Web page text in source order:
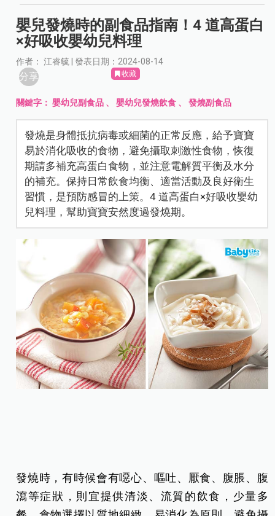
嬰兒發燒時的副食品指南！4 道高蛋白
×好吸收嬰幼兒料理
作者： 江睿毓 | 發表日期：2024-08-14
分享 收藏
關鍵字：嬰幼兒副食品 、嬰幼兒發燒飲食 、發燒副食品
發燒是身體抵抗病毒或細菌的正常反應，給予寶寶
易於消化吸收的食物，避免攝取刺激性食物，恢復
期請多補充高蛋白食物，並注意電解質平衡及水分
的補充。保持日常飲食均衡、適當活動及良好衛生
習慣，是預防感冒的上策。4 道高蛋白×好吸收嬰幼
兒料理，幫助寶寶安然度過發燒期。
發燒時，有時候會有噁心、嘔吐、厭食、腹脹、腹
瀉等症狀，則宜提供清淡、流質的飲食，少量多